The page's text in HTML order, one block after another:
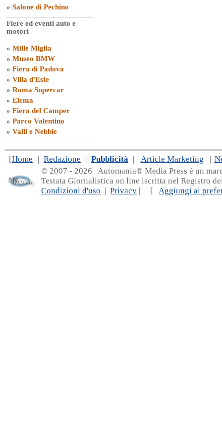
» Salone di Pechino
Fiere ed eventi auto e
motori
» Mille Miglia
» Museo BMW
» Fiera di Padova
» Villa d'Este
» Roma Supercar
» Eicma
» Fiera del Camper
» Parco Valentino
» Valli e Nebbie
[Home | Redazione | Pubblicità | Article Marketing |
© 2007 - 2026 Automania® Media Press è un
Testata Giornalistica on line iscritta nel Registro
Condizioni d'uso | Privacy | [ Aggiungi ai